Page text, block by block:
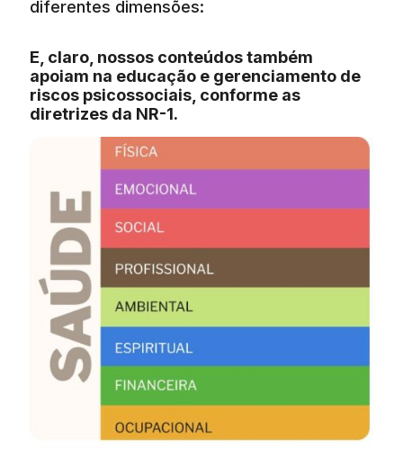
diferentes dimensões:
E, claro, nossos conteúdos também
apoiam na educação e gerenciamento de
riscos psicossociais, conforme as
diretrizes da NR-1.